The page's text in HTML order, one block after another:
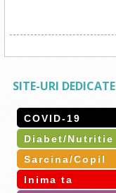
SITE-URI DEDICATE
COVID-19
Diabet/Nutritie
Sarcina/Copil
Inima ta